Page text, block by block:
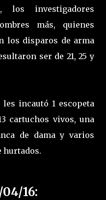
los investigadores
más, quienes
los disparos de arma
ser de 21, 25 y
incautó 1 escopeta
cartuchos vivos, una
de dama y varios
hurtados.
16: